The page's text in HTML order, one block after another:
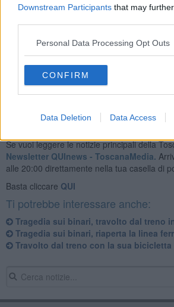
Downstream Participants that may
Personal Data Processing Opt Outs
CONFIRM
Data Deletion Data Access
La circolazione sullalineaè stata interrotta
e Pistoia sono stati cancellati con
per altri convogli invece ci sono stati
Se vuoi leggere le notizie principali della
Newsletter QUInews - ToscanaMedia.
alle 20:00 direttamente nella tua casella di
Basta cliccare QUI
Ti potrebbe interessare anche:
Tragedia sui binari, travolto dal treno
Tragedia sui binari, riaperta la linea
Travolto dal treno con la sua bicicletta